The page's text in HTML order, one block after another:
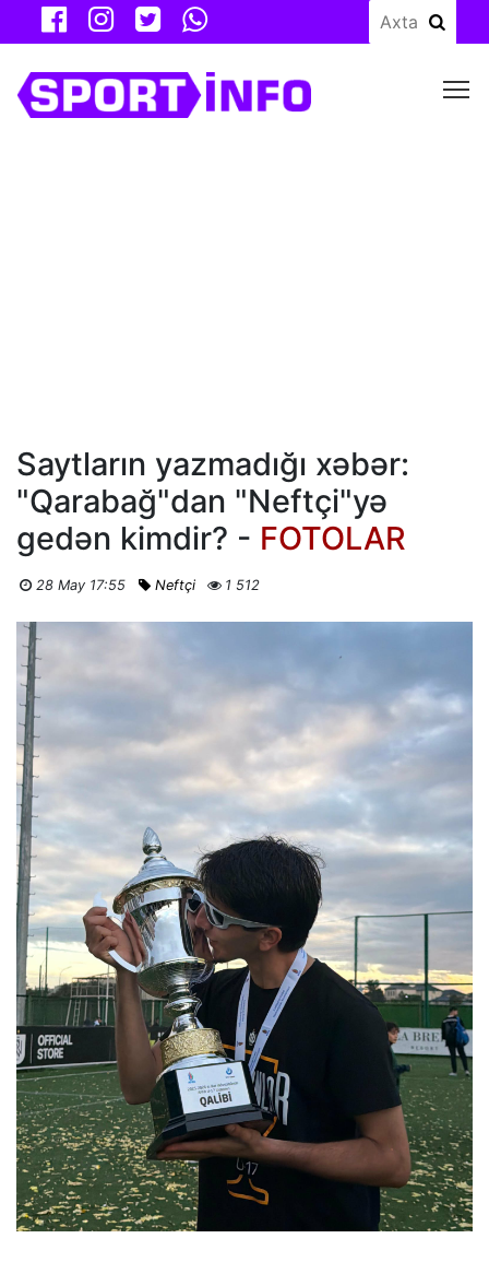
Saytların yazmadığı xəbər:
"Qarabağ"dan "Neftçi"yə
gedən kimdir? - FOTOLAR
28 May 17:55 Neftçi 1 512